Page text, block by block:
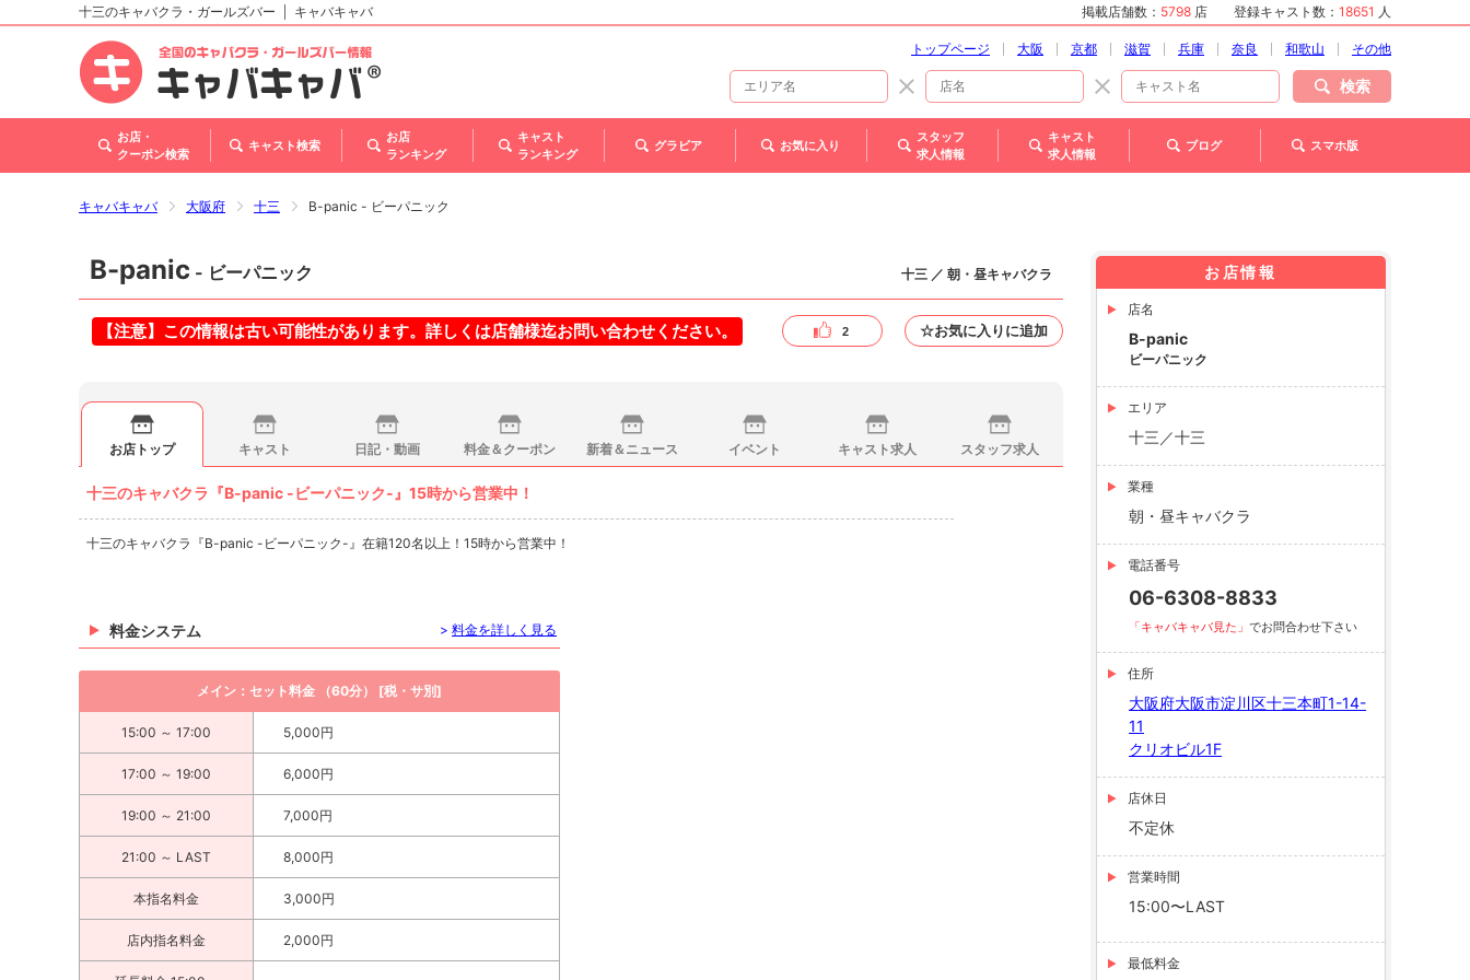
北海道
東北
甲信越・北陸
関西
十三のキャバクラ・ガールズバー キャバキャバ 掲載店舗数： 5798 店 登録キャスト数： 18651 人
トップページ 大阪 京都 滋賀 兵庫 奈良 和歌山 その他
検索
お店・
クーポン検索
キャスト検索
お店
ランキング
キャスト
ランキング
グラビア お気に入り
スタッフ
求人情報
キャスト
求人情報
ブログ スマホ版
キャバキャバ 大阪府 十三 B-panic - ビーパニック
B-panic - ビーパニック 十三 ／ 朝・昼キャバクラ
【注意】この情報は古い可能性があります。詳しくは店舗様迄お問い合わせください。 2 ☆お気に入りに追加
お店トップ キャスト 日記・動画 料金＆クーポン 新着＆ニュース イベント キャスト求人 スタッフ求人
十三のキャバクラ『B-panic -ビーパニック-』15時から営業中！
十三のキャバクラ『B-panic -ビーパニック-』在籍120名以上！15時から営業中！
料金システム > 料金を詳しく見る
メイン：セット料金 （60分） [税・サ別]
15:00 ～ 17:00 5,000円
17:00 ～ 19:00 6,000円
19:00 ～ 21:00 7,000円
21:00 ～ LAST 8,000円
本指名料金 3,000円
店内指名料金 2,000円
お店情報
店名
B-panic
ビーパニック
エリア
十三／十三
業種
朝・昼キャバクラ
電話番号
06-6308-8833
「キャバキャバ見た」 でお問合わせ下さい
住所
大阪府大阪市淀川区十三本町1-14-
11
クリオビル1F
店休日
不定休
営業時間
15:00〜LAST
最低料金